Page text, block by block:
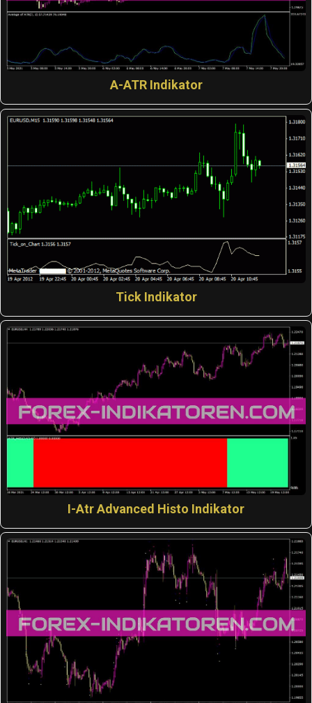
A-ATR Indikator
Tick Indikator
I-Atr Advanced Histo Indikator